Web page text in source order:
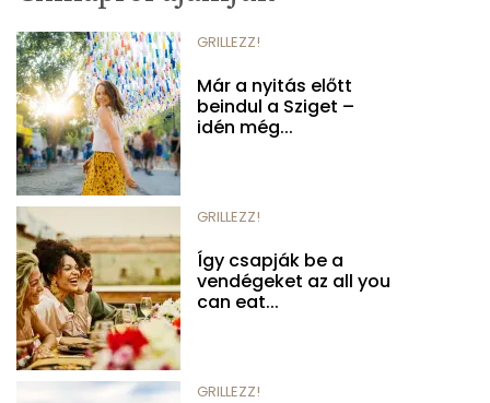
GRILLEZZ!
Már a nyitás előtt
beindul a Sziget –
idén még...
GRILLEZZ!
Így csapják be a
vendégeket az all you
can eat...
GRILLEZZ!